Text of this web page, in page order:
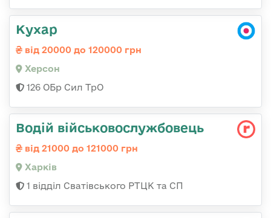
Кухар
від 20000 до 120000 грн
Херсон
126 ОБр Сил ТрО
Водій військовослужбовець
від 21000 до 121000 грн
Харків
1 відділ Сватівського РТЦК та СП